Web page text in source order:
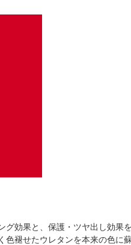
効果と、保護・ツヤ出し効果
褪せたウレタンを本来の色に